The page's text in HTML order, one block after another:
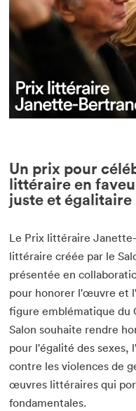
Un prix pour
littéraire en
juste et égalitaire
Le Prix littéraire
littéraire créée par le
présentée en
pour honorer l'œuvre et
figure emblématique du
Salon souhaite rendre
pour l'égalité des sexes,
contre les violences de
œuvres littéraires qui
fondamentales.